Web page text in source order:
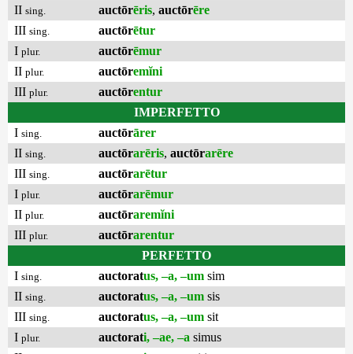
II sing. auctōrēris, auctōrēre
III sing. auctōrētur
I plur. auctōrēmur
II plur. auctōremĭni
III plur. auctōrentur
IMPERFETTO
I sing. auctōrārer
II sing. auctōrarēris, auctōrarēre
III sing. auctōrarētur
I plur. auctōrarēmur
II plur. auctōraremĭni
III plur. auctōrarentur
PERFETTO
I sing. auctoratus, –a, –um sim
II sing. auctoratus, –a, –um sis
III sing. auctoratus, –a, –um sit
I plur. auctorati, –ae, –a simus